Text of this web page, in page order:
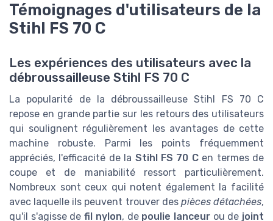
Témoignages d'utilisateurs de la
Stihl FS 70 C
Les expériences des utilisateurs avec la
débroussailleuse Stihl FS 70 C
La popularité de la débroussailleuse Stihl FS 70 C
repose en grande partie sur les retours des utilisateurs
qui soulignent régulièrement les avantages de cette
machine robuste. Parmi les points fréquemment
appréciés, l'efficacité de la Stihl FS 70 Cen termes de
coupe et de maniabilité ressort particulièrement.
Nombreux sont ceux qui notent également la facilité
avec laquelle ils peuvent trouver des pièces détachées,
qu'il s'agisse defil nylon, de poulie lanceurou de joint